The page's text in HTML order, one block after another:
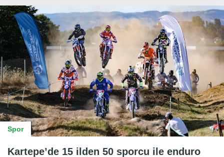
Spor
Kartepe’de 15 ilden 50 sporcu ile enduro